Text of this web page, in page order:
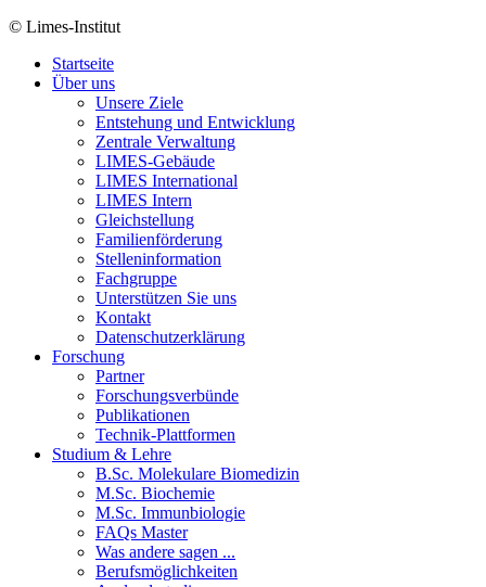
© Limes-Institut
Startseite
Über uns
Unsere Ziele
Entstehung und Entwicklung
Zentrale Verwaltung
LIMES-Gebäude
LIMES International
LIMES Intern
Gleichstellung
Familienförderung
Stelleninformation
Fachgruppe
Unterstützen Sie uns
Kontakt
Datenschutzerklärung
Forschung
Partner
Forschungsverbünde
Publikationen
Technik-Plattformen
Studium & Lehre
B.Sc. Molekulare Biomedizin
M.Sc. Biochemie
M.Sc. Immunbiologie
FAQs Master
Was andere sagen ...
Berufsmöglichkeiten